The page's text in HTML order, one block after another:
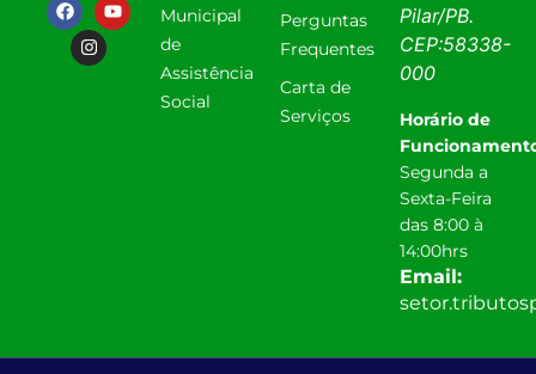
Municipal
de
Assistência
Social
Perguntas
Frequentes
Carta de
Serviços
Pilar/PB.
CEP:58338-
000
Horário de
Segunda a
Sexta-Feira
das 8:00 à
14:00hrs
Email: